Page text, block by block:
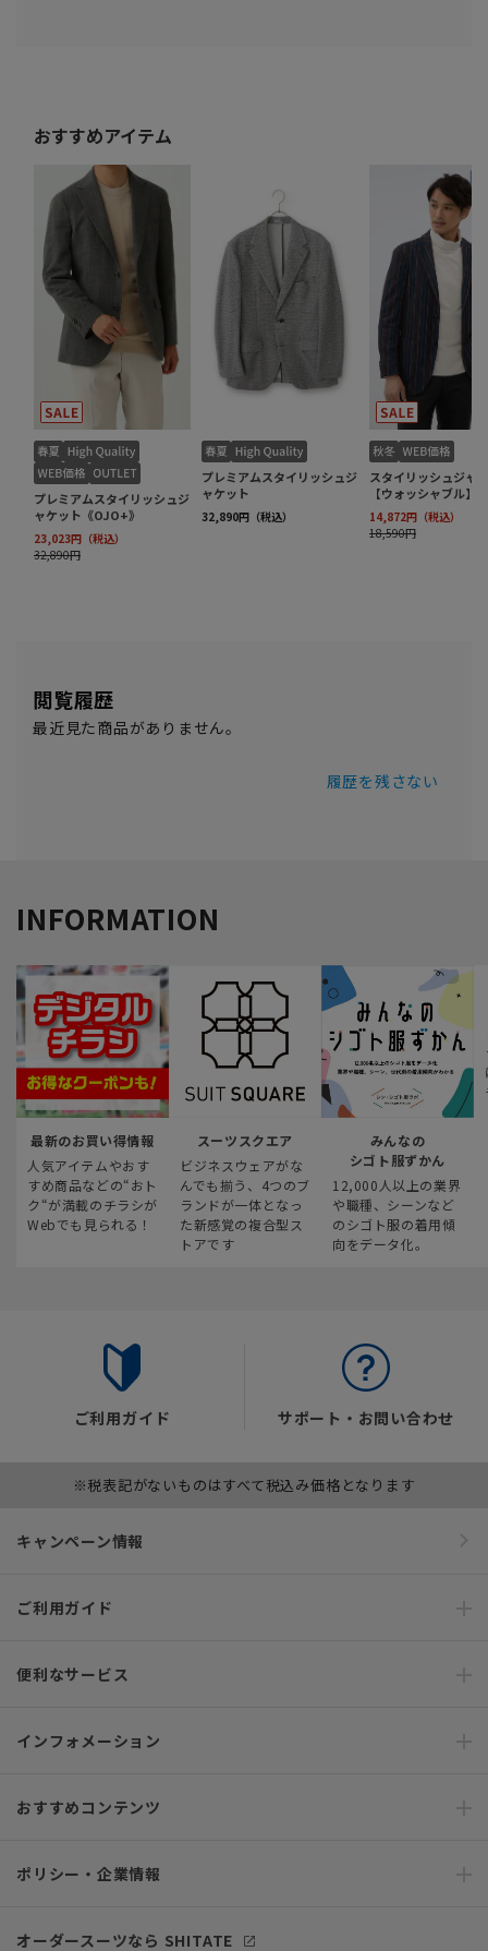
閲覧履歴
最近見た商品がありません。
履歴を残さない
INFORMATION
最新のお買い得情報
人気アイテムやおす
すめ商品などの“おト
ク“が満載のチラシが
Webでも見られる！
スーツスクエア
ビジネスウェアがな
んでも揃う、4つのブ
ランドが一体となっ
た新感覚の複合型ス
トアです
みんなの
シゴト服ずかん
12,000人以上の業界
や職種、シーンなど
のシゴト服の着用傾
向をデータ化。
ご利用ガイド サポート・お問い合わせ
※税表記がないものはすべて税込み価格となります
キャンペーン情報
ご利用ガイド
便利なサービス
インフォメーション
おすすめコンテンツ
ポリシー・企業情報
オーダースーツなら SHITATE